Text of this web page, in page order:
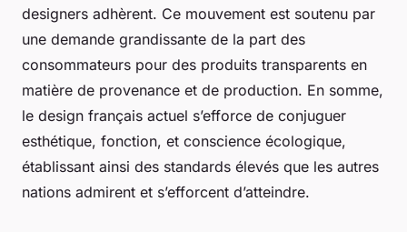
designers adhèrent. Ce mouvement est soutenu par
une demande grandissante de la part des
consommateurs pour des produits transparents en
matière de provenance et de production. En somme,
le design français actuel s’efforce de conjuguer
esthétique, fonction, et conscience écologique,
établissant ainsi des standards élevés que les autres
nations admirent et s’efforcent d’atteindre.